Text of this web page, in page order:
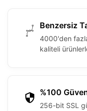
Benzersiz
4000'den
kaliteli
%100
256-bit SSL